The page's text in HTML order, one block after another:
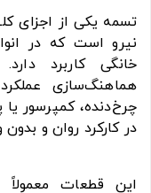
تسمه یکی از اجزای
نیرو است که در
خانگی کاربرد
هماهنگ‌سازی
چرخ‌دنده، کمپرسور
در کارکرد روان و
این قطعات معمولاً